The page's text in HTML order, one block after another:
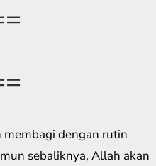
membagi dengan rutin
sebaliknya, Allah akan